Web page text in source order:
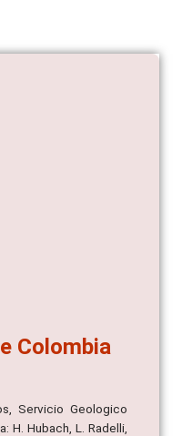
Colombia
Servicio Geologico
H. Hubach, L. Radelli,